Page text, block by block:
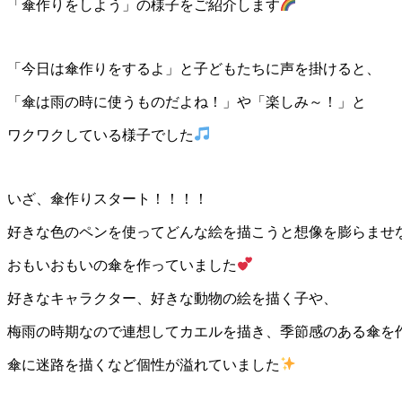
「傘作りをしよう」の様子をご紹介します
「今日は傘作りをするよ」と子どもたちに声を掛けると、
「傘は雨の時に使うものだよね！」や「楽しみ～！」と
ワクワクしている様子でした
いざ、傘作りスタート！！！！
好きな色のペンを使ってどんな絵を描こうと想像を膨らませ
おもいおもいの傘を作っていました
好きなキャラクター、好きな動物の絵を描く子や、
梅雨の時期なので連想してカエルを描き、季節感のある傘を
傘に迷路を描くなど個性が溢れていました